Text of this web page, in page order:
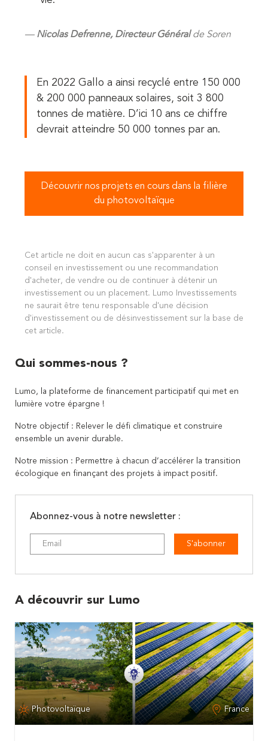
Nicolas Defrenne, Directeur Généralde Soren
En 2022 Gallo a ainsi recyclé entre 150 000
& 200 000 panneaux solaires, soit 3 800
tonnes de matière. D’ici 10 ans ce chiffre
devrait atteindre 50 000 tonnes par an.
Découvrir nos projets en cours dans la filière
du photovoltaïque
Cet article ne doit en aucun cas s'apparenter à un
conseil en investissement ou une recommandation
d'acheter, de vendre ou de continuer à détenir un
investissement ou un placement. Lumo Investissements
ne saurait être tenu responsable d'une décision
d'investissement ou de désinvestissement sur la base de
cet article.
Qui sommes-nous ?
Lumo, la plateforme de financement participatif qui met en
lumière votre épargne !
Notre objectif : Relever le défi climatique et construire
ensemble un avenir durable.
Notre mission : Permettre à chacun d’accélérer la transition
écologique en finançant des projets à impact positif.
Abonnez-vous à notre newsletter :
S'abonner
A découvrir sur Lumo
Photovoltaïque France